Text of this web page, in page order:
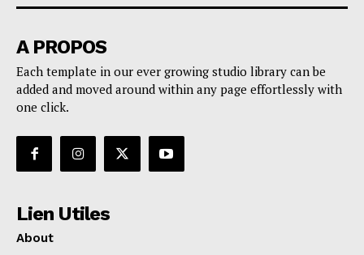
A PROPOS
Each template in our ever growing studio library can be
added and moved around within any page effortlessly with
one click.
Lien Utiles
About